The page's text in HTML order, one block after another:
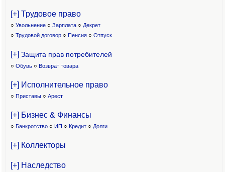
[+] Трудовое право
○ Увольнение ○ Зарплата ○ Декрет
○ Трудовой договор ○ Пенсия ○ Отпуск
[+] Защита прав потребителей
○ Обувь ○ Возврат товара
[+] Исполнительное право
○ Приставы ○ Арест
[+] Бизнес & Финансы
○ Банкротство ○ ИП ○ Кредит ○ Долги
[+] Коллекторы
[+] Наследство